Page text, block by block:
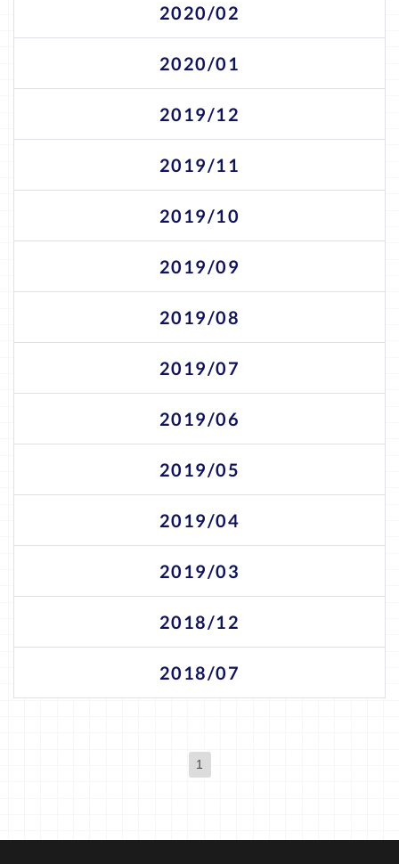
2020/02
2020/01
2019/12
2019/11
2019/10
2019/09
2019/08
2019/07
2019/06
2019/05
2019/04
2019/03
2018/12
2018/07
1